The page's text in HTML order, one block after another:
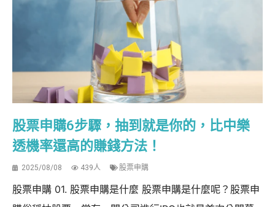
股票申購6步驟，抽到就是你的，比中樂
透機率還高的賺錢方法！
2025/08/08 439人 股票申購
股票申購 01. 股票申購是什麼 股票申購是什麼呢？股票申